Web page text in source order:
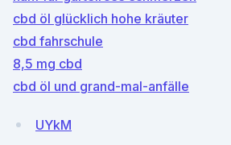
cbd öl glücklich hohe kräuter
cbd fahrschule
8,5 mg cbd
cbd öl und grand-mal-anfälle
UYkM